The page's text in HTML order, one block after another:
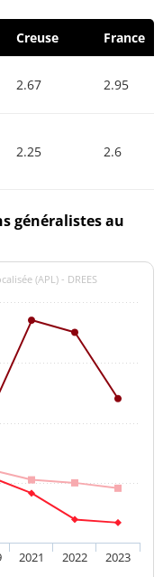
Creuse France
2.67 2.95
2.25 2.6
généralistes au
(APL) - DREES
2021 2022 2023